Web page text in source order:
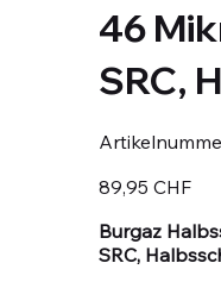
46
SRC,
89,95 CHF
Burgaz
SRC,